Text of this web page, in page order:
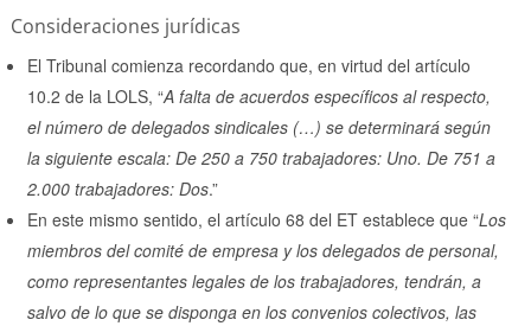
Consideraciones jurídicas
El Tribunal comienza recordando que, en virtud del artículo
10.2 de la LOLS, “A falta de acuerdos específicos al respecto,
el número de delegados sindicales (…) se determinará según
la siguiente escala: De 250 a 750 trabajadores: Uno. De 751 a
2.000 trabajadores: Dos.”
En este mismo sentido, el artículo 68 del ET establece que “Los
miembros del comité de empresa y los delegados de personal,
como representantes legales de los trabajadores, tendrán, a
salvo de lo que se disponga en los convenios colectivos, las